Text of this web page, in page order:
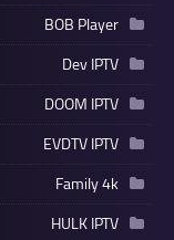
BOB Player
Dev IPTV
DOOM IPTV
EVDTV IPTV
Family 4k
HULK IPTV